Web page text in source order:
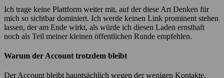
Ich trage keine Plattform weiter mit, auf der diese Art Denken für
mich so sichtbar dominiert. Ich werde keinen Link prominent stehen
lassen, der am Ende wirkt, als würde ich diesen Laden ernsthaft
noch als Teil meiner kleinen öffentlichen Runde empfehlen.
Warum der Account trotzdem bleibt
Der Account bleibt hauptsächlich wegen der wenigen Kontakte,